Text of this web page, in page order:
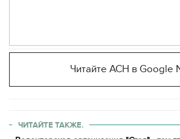
Читайте АСН в Google
ЧИТАЙТЕ ТАКЖЕ.